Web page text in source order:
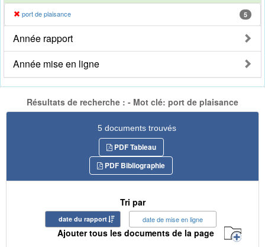
port de plaisance 5
Année rapport
Année mise en ligne
Résultats de recherche : - Mot clé: port de plaisance
5 documents trouvés
PDF Tableau
PDF Bibliographie
Tri par
date du rapport date de mise en ligne
Ajouter tous les documents de la page